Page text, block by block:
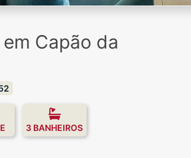
Capão da
3 BANHEIROS